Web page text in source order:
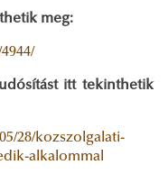
meg:
itt tekinthetik
28/kozszolgalati-
alkalommal